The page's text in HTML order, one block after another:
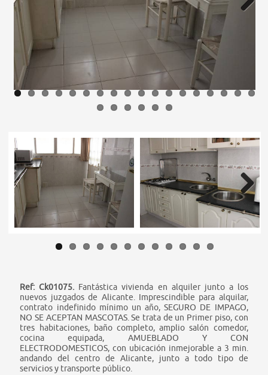
Next
Ref: Ck01075. Fantástica vivienda en alquiler junto a los
nuevos juzgados de Alicante. Imprescindible para alquilar,
contrato indefinido mínimo un año, SEGURO DE IMPAGO,
NO SE ACEPTAN MASCOTAS. Se trata de un Primer piso, con
tres habitaciones, baño completo, amplio salón comedor,
cocina equipada, AMUEBLADO Y CON
ELECTRODOMESTICOS, con ubicación inmejorable a 3 min.
andando del centro de Alicante, junto a todo tipo de
servicios y transporte público.